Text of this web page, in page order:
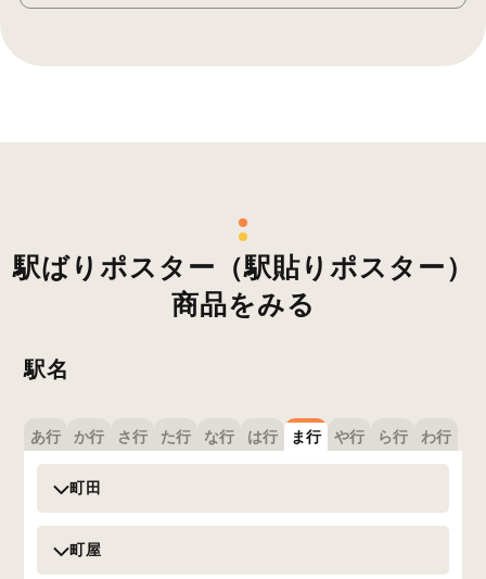
駅ばりポスター（駅貼りポスター）
商品をみる
駅名
あ行 か行 さ行 た行 な行 は行 ま行 や行 ら行 わ行
町田
町屋